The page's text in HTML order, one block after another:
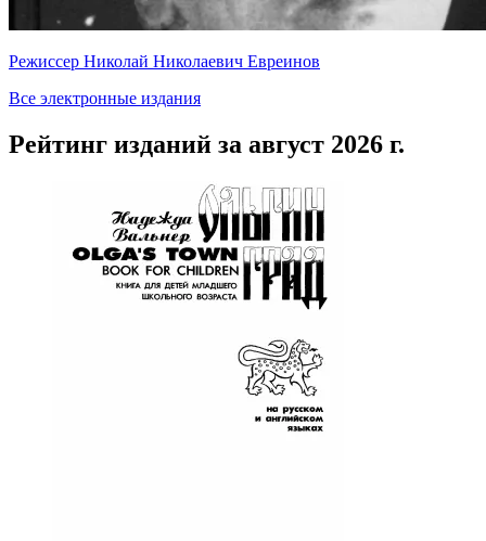
Режиссер Николай Николаевич Евреинов
Все электронные издания
Рейтинг изданий за август 2026 г.